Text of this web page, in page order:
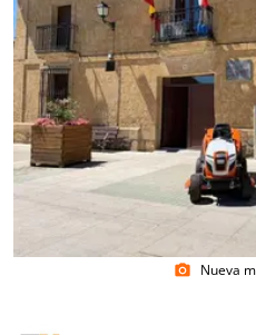
photo_camera Nueva